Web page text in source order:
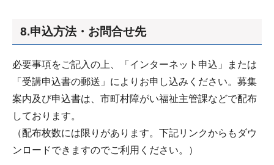
8.申込方法・お問合せ先
必要事項をご記入の上、「インターネット申込」または
「受講申込書の郵送」によりお申し込みください。募集
案内及び申込書は、市町村障がい福祉主管課などで配布
しております。
（配布枚数には限りがあります。下記リンクからもダウ
ンロードできますのでご利用ください。）